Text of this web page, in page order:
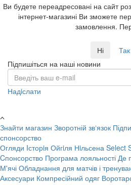
Ви будете переадресовані на сайт
інтернет-магазині Ви зможете
замовлення.
Ні
Так
Підпишіться на наші новини
Надiслати
Знайти магазин Зворотній зв‘язок
спонсорство
Огляди Iсторiя Ойгiля Нiльсена Select
Cпонсорство Програма лояльності Де
М'ячі Обладнання для матчів і
Аксесуари Компресійний одяг